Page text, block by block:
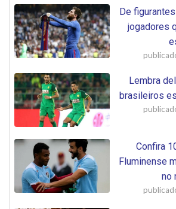
De
jogadores
Lembra
brasileiros
Confira
Fluminense
no